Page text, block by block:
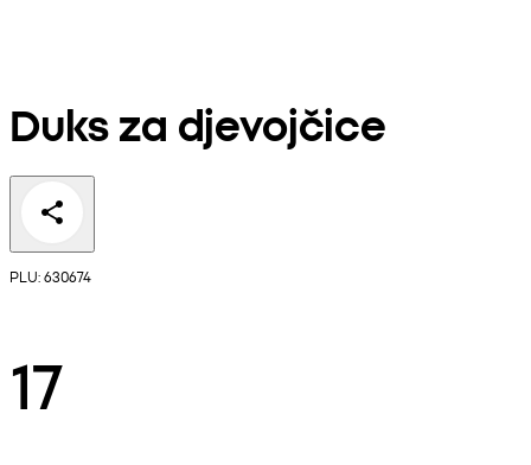
Duks za djevojčice
PLU: 630674
17